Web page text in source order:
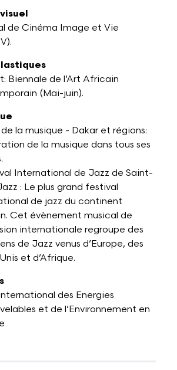
de Cinéma Image et Vie
Biennale de l’Art Africain
(Mai-juin).
la musique - Dakar et régions:
de la musique dans tous ses
International de Jazz de Saint-
: Le plus grand festival
de jazz du continent
Cet évènement musical de
internationale regroupe des
de Jazz venus d’Europe, des
et d’Afrique.
des Energies
et de l’Environnement en